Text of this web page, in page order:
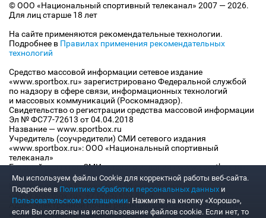
© ООО «Национальный спортивный телеканал» 2007 — 2026.
Для лиц старше 18 лет
На сайте применяются рекомендательные технологии.
Подробнее в Правилах применения рекомендательных
технологий
Средство массовой информации сетевое издание
«www.sportbox.ru» зарегистрировано Федеральной службой
по надзору в сфере связи, информационных технологий
и массовых коммуникаций (Роскомнадзор).
Свидетельство о регистрации средства массовой информации
Эл № ФС77-72613 от 04.04.2018
Название — www.sportbox.ru
Учредитель (соучредители) СМИ сетевого издания
«www.sportbox.ru»: ООО «Национальный спортивный
телеканал»
Главный редактор СМИ сетевого издания «www.sportbox.ru»:
Конов В.А.
Номер телефона редакции СМИ сетевого издания
«www.sportbox.ru»: +7 (495) 653 8419
Адрес электронной почты редакции СМИ сетевого издания
«www.sportbox.ru»: editor@sportbox.ru
Мы используем файлы Сookie для корректной работы веб-сайта.
Подробнее в Политике обработки персональных данных и
Пользовательском соглашении. Нажмите на кнопку «Хорошо»,
если Вы согласны на использование файлов cookie. Если нет, то